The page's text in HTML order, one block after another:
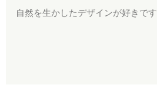
自然を生かしたデザインが好きです